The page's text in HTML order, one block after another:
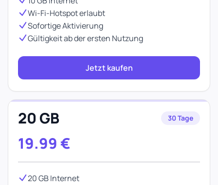
Wi-Fi-Hotspot erlaubt
Sofortige Aktivierung
Gültigkeit ab der ersten Nutzung
Jetzt kaufen
20 GB 30 Tage
19.99 €
20 GB Internet